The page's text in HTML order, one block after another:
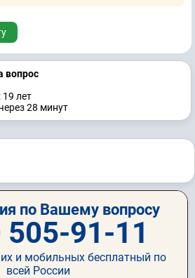
вопрос
лет
28 минут
по Вашему вопросу
505-91-11
и мобильных бесплатный по
всей России